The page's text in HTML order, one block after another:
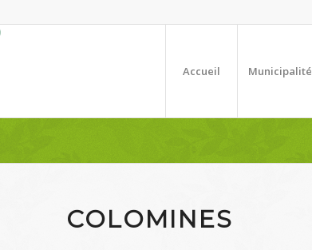
Accueil Municipalité
COLOMINES